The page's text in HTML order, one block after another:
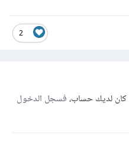
2
كان لديك حساب،فسجل الدخول